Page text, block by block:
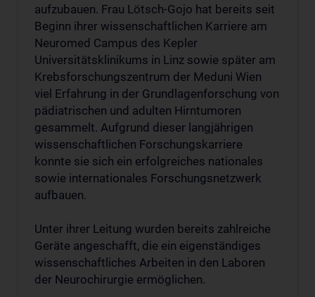
aufzubauen. Frau Lötsch-Gojo hat bereits seit
Beginn ihrer wissenschaftlichen Karriere am
Neuromed Campus des Kepler
Universitätsklinikums in Linz sowie später am
Krebsforschungszentrum der Meduni Wien
viel Erfahrung in der Grundlagenforschung von
pädiatrischen und adulten Hirntumoren
gesammelt. Aufgrund dieser langjährigen
wissenschaftlichen Forschungskarriere
konnte sie sich ein erfolgreiches nationales
sowie internationales Forschungsnetzwerk
aufbauen.
Unter ihrer Leitung wurden bereits zahlreiche
Geräte angeschafft, die ein eigenständiges
wissenschaftliches Arbeiten in den Laboren
der Neurochirurgie ermöglichen.